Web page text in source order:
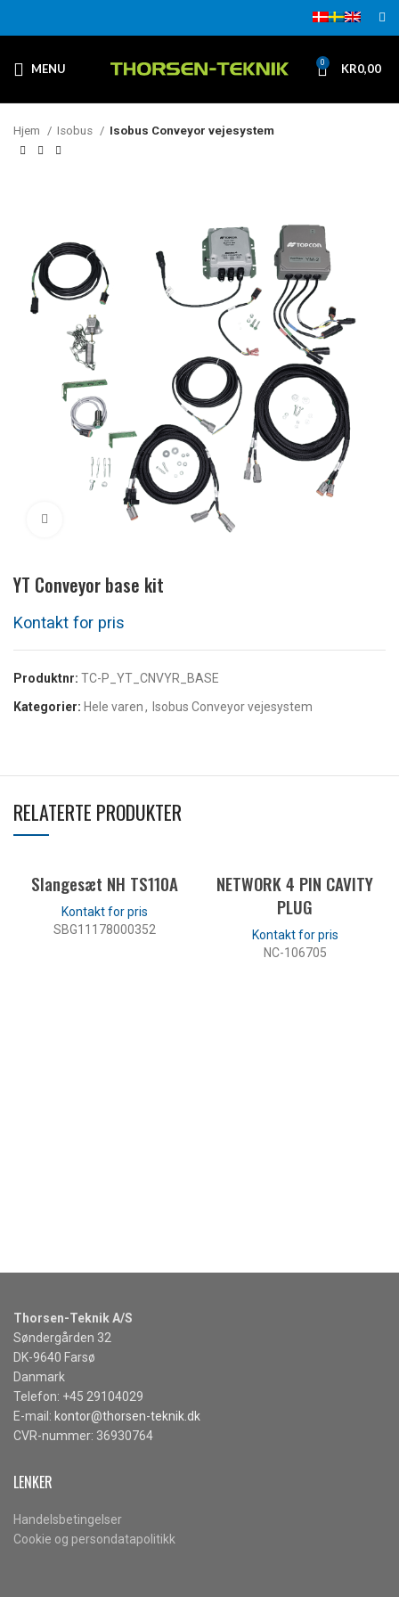
MENU 0 KR0,00
Hjem Isobus Isobus Conveyor vejesystem
Klikk for å forstørre
YT Conveyor base kit
Produktnr: TC-P_YT_CNVYR_BASE
Kategorier: Hele varen, Isobus Conveyor vejesystem
RELATERTE PRODUKTER
Slangesæt NH TS110A
SBG11178000352
NETWORK 4 PIN CAVITY
PLUG
NC-106705
Thorsen-Teknik A/S
Søndergården 32
DK-9640 Farsø
Danmark
Telefon: +45 29104029
E-mail: kontor@thorsen-teknik.dk
CVR-nummer: 36930764
LENKER
Handelsbetingelser
Cookie og persondatapolitikk